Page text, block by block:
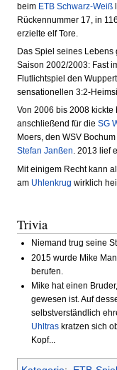
beim ETB Schwarz-Weiß
Rückennummer 17, in
erzielte elf Tore.
Das Spiel seines
Saison 2002/2003: Fast
Flutlichtspiel den
sensationellen 3:2-
Von 2006 bis 2008
anschließend für die SG
Moers, den WSV
Stefan Janßen. 2013 lief
Mit einigem Recht kann
am Uhlenkrug wirklich
Trivia
Niemand trug seine
2015 wurde Mike
berufen.
Mike hat einen
gewesen ist. Auf
selbstverständlich
Uhltraskratzen sich
Kopf...